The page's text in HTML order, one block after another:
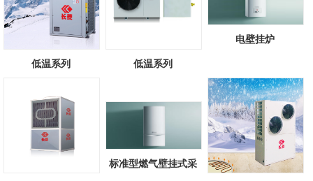
低温系列 低温系列
电壁挂炉
标准型燃气壁挂式采